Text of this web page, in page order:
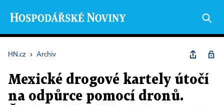
HN.cz › Archiv
Mexické drogové kartely útočí
na odpůrce pomocí dronů.